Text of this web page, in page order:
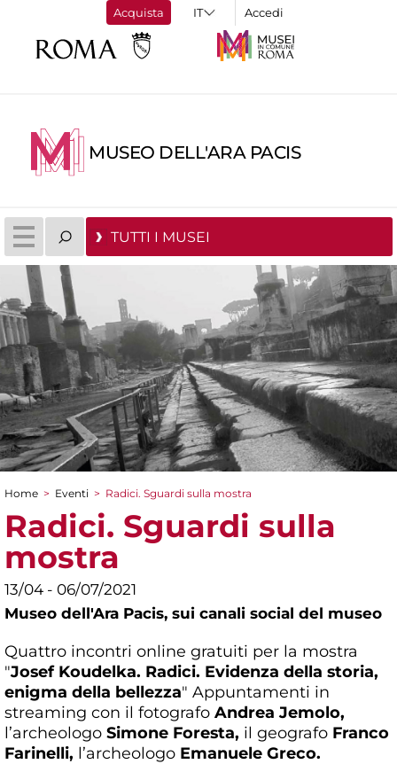
Acquista Accedi
MUSEO DELL'ARA PACIS
TUTTI I MUSEI
Tu sei qui
Home > Eventi > Radici. Sguardi sulla mostra
Radici. Sguardi sulla
mostra
13/04 - 06/07/2021
Museo dell'Ara Pacis, sui canali social del museo
Quattro incontri online gratuiti per la mostra
"Josef Koudelka. Radici. Evidenza della storia,
enigma della bellezza" Appuntamenti in
streaming con il fotografo Andrea Jemolo,
l’archeologo Simone Foresta, il geografo Franco
Farinelli, l’archeologo Emanuele Greco.